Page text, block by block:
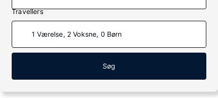
Travellers
1 Værelse, 2 Voksne, 0 Børn
Søg